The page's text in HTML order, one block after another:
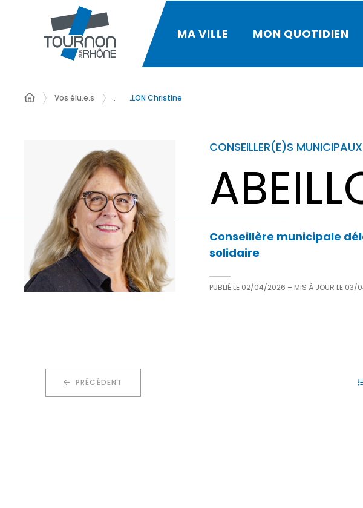
MA VILLE MON QUOTIDIEN
Vos élu.e.s ABEILLON Christine
CONSEILLER(E)S
Conseillère municipale
solidaire
PUBLIÉ LE 02/04/2026 – MIS À JOUR LE 03/
PRÉCÉDENT